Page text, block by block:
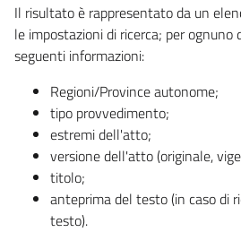
Il risultato è rappresentato da un
le impostazioni di ricerca; per ognuno
seguenti informazioni:
Regioni/Province autonome;
tipo provvedimento;
estremi dell'atto;
versione dell'atto (originale,
titolo;
anteprima del testo (in caso di
testo).